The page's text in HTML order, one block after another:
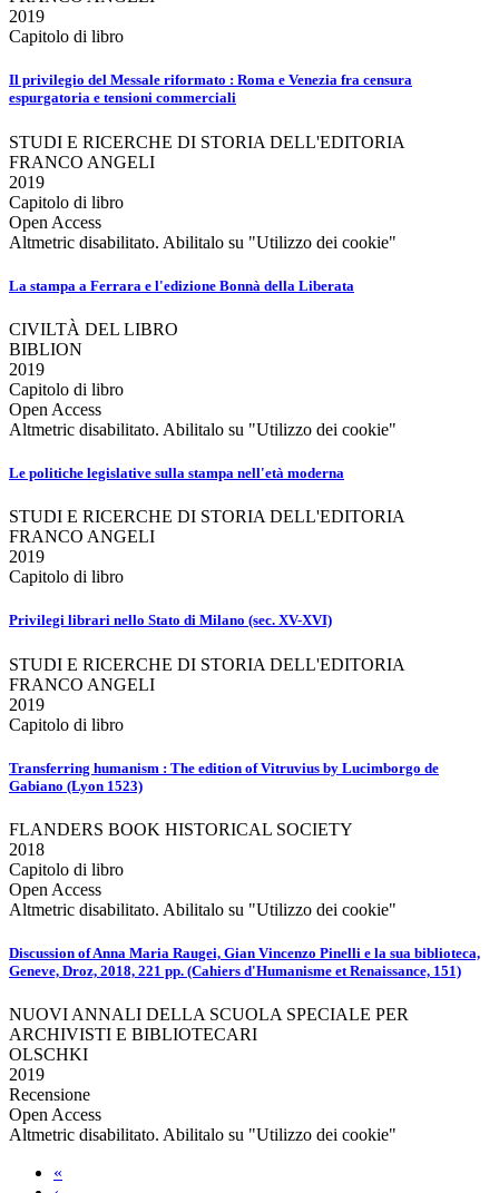
2019
Capitolo di libro
Il privilegio del Messale riformato : Roma e Venezia fra censura
espurgatoria e tensioni commerciali
STUDI E RICERCHE DI STORIA DELL'EDITORIA
FRANCO ANGELI
2019
Capitolo di libro
Open Access
Altmetric disabilitato. Abilitalo su "Utilizzo dei cookie"
La stampa a Ferrara e l'edizione Bonnà della Liberata
CIVILTÀ DEL LIBRO
BIBLION
2019
Capitolo di libro
Open Access
Altmetric disabilitato. Abilitalo su "Utilizzo dei cookie"
Le politiche legislative sulla stampa nell'età moderna
STUDI E RICERCHE DI STORIA DELL'EDITORIA
FRANCO ANGELI
2019
Capitolo di libro
Privilegi librari nello Stato di Milano (sec. XV-XVI)
STUDI E RICERCHE DI STORIA DELL'EDITORIA
FRANCO ANGELI
2019
Capitolo di libro
Transferring humanism : The edition of Vitruvius by Lucimborgo de
Gabiano (Lyon 1523)
FLANDERS BOOK HISTORICAL SOCIETY
2018
Capitolo di libro
Open Access
Altmetric disabilitato. Abilitalo su "Utilizzo dei cookie"
Discussion of Anna Maria Raugei, Gian Vincenzo Pinelli e la sua biblioteca,
Geneve, Droz, 2018, 221 pp. (Cahiers d'Humanisme et Renaissance, 151)
NUOVI ANNALI DELLA SCUOLA SPECIALE PER
ARCHIVISTI E BIBLIOTECARI
OLSCHKI
2019
Recensione
Open Access
Altmetric disabilitato. Abilitalo su "Utilizzo dei cookie"
«